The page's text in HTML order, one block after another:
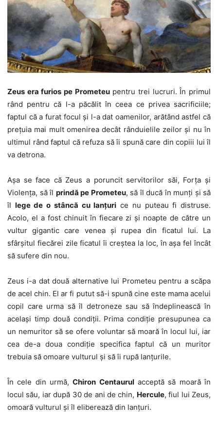
Zeus era furios pe Prometeupentru trei lucruri. În primul
rând pentru că l-a păcălit în ceea ce privea sacrificiile;
faptul că a furat focul și l-a dat oamenilor, arătând astfel că
prețuia mai mult omenirea decât rânduielile zeilor și nu în
ultimul rând faptul că refuza să îi spună care din copiii lui îl
va detrona.
Așa se face că Zeus a poruncit servitorilor săi, Forța și
Violența, să îl prindă pe Prometeu, să îl ducă în munți și să
îl lege de o stâncă cu lanțuri ce nu puteau fi distruse.
Acolo, el a fost chinuit în fiecare zi și noapte de către un
vultur gigantic care venea și rupea din ficatul lui. La
sfârșitul fiecărei zile ficatul îi creștea la loc, în așa fel încât
să sufere din nou.
Zeus i-a dat două alternative lui Prometeu pentru a scăpa
de acel chin. El ar fi putut să-i spună cine este mama acelui
copil care urma să îl detroneze sau să îndeplinească în
același timp două condiții. Prima condiție presupunea ca
un nemuritor să se ofere voluntar să moară în locul lui, iar
cea de-a doua condiție specifica faptul că un muritor
trebuia să omoare vulturul și să îi rupă lanțurile.
În cele din urmă,Chiron Centaurulacceptă să moară în
locul său, iar după 30 de ani de chin, Hercule, fiul lui Zeus,
omoară vulturul și îl eliberează din lanțuri.